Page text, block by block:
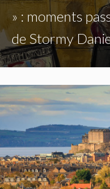
» : moments
de Stormy